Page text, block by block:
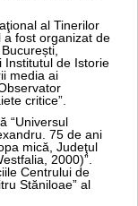
al Tinerilor
a fost organizat de
Institutul de Istorie
media ai
critice”.
“Universul
75 de ani
mică, Judeţul
2000)”.
Centrului de
Stăniloae” al